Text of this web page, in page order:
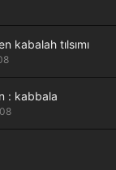
kabalah tılsımı
: kabbala